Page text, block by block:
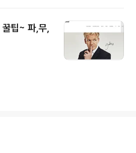
퉁 부은 얼굴로
려 속이 확 풀
다운 야생의
위기를 낼 수
꿀팁~ 파,무,